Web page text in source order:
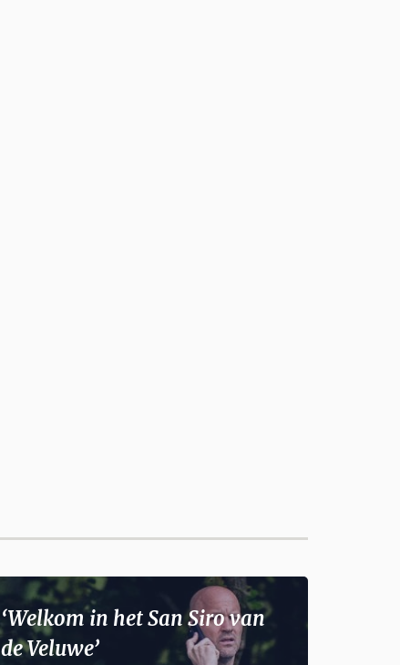
‘Welkom in het San Siro van
de Veluwe’